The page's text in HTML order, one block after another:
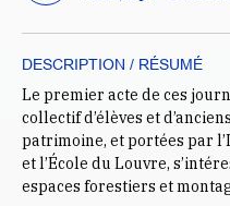
DESCRIPTION / RÉSUMÉ
Le premier acte de ces
collectif d’élèves et
patrimoine, et portées par
et l’École du Louvre,
espaces forestiers et